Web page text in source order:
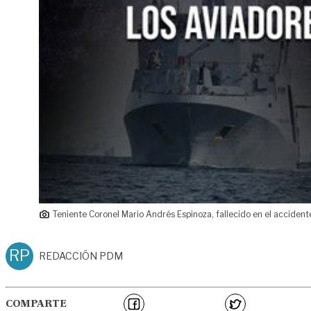
Teniente Coronel Mario Andrés Espinoza, fallecido en el
RP REDACCIÓN PDM
COMPARTE